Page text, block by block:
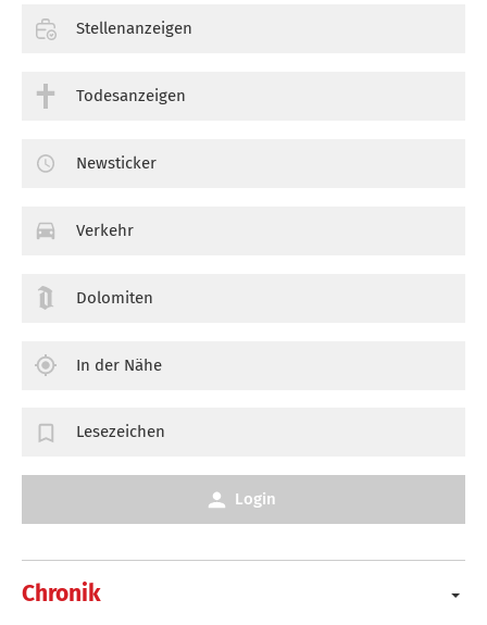
Chronik
Stellenanzeigen
Todesanzeigen
Newsticker
Verkehr
Dolomiten
In der Nähe
Lesezeichen
Login